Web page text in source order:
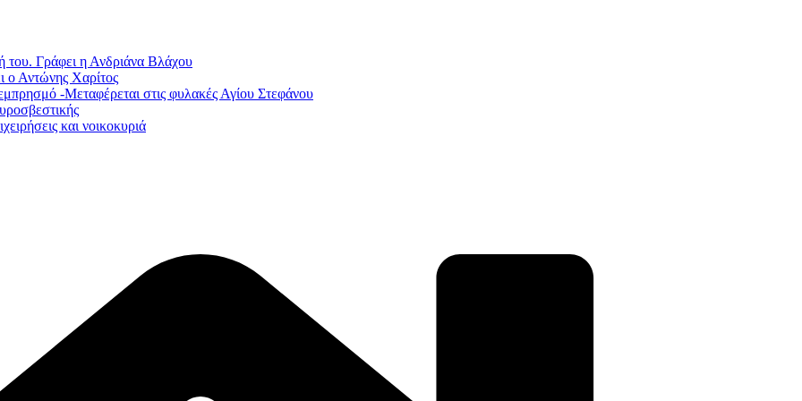
του. Γράφει η Ανδριάνα Βλάχου
ο Αντώνης Χαρίτος
-Μεταφέρεται στις φυλακές Αγίου Στεφάνου
και νοικοκυριά